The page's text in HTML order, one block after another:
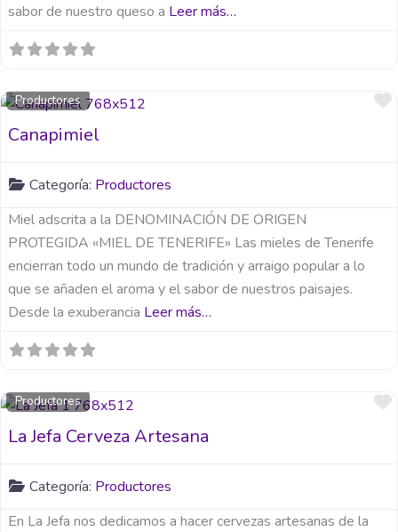
sabor de nuestro queso a Leer más…
Productores
Canapimiel
Categoría: Productores
Miel adscrita a la DENOMINACIÓN DE ORIGEN
PROTEGIDA «MIEL DE TENERIFE» Las mieles de Tenerife
encierran todo un mundo de tradición y arraigo popular a lo
que se añaden el aroma y el sabor de nuestros paisajes.
Desde la exuberancia Leer más…
Productores
La Jefa Cerveza Artesana
Categoría: Productores
En La Jefa nos dedicamos a hacer cervezas artesanas de la